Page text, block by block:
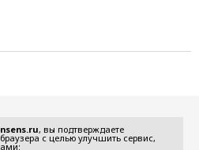
, вы подтверждаете
с целью улучшить сервис,